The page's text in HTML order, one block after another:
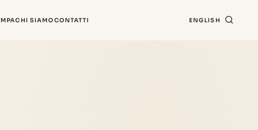
CHI SIAMOCONTATTI ENGLISH